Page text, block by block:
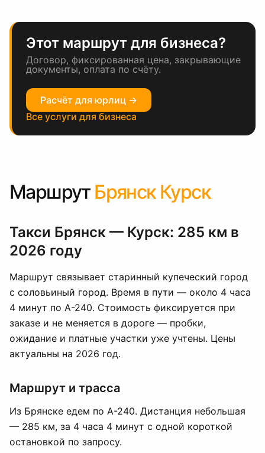
Этот маршрут для бизнеса?
Договор, фиксированная цена, закрывающие
документы, оплата по счёту.
Расчёт для юрлиц →
Все услуги для бизнеса
Маршрут Брянск Курск
Такси Брянск — Курск: 285 км в
2026 году
Маршрут связывает старинный купеческий город
с соловьиный город. Время в пути — около 4 часа
4 минут по А-240. Стоимость фиксируется при
заказе и не меняется в дороге — пробки,
ожидание и платные участки уже учтены. Цены
актуальны на 2026 год.
Маршрут и трасса
Из Брянске едем по А-240. Дистанция небольшая
— 285 км, за 4 часа 4 минут с одной короткой
остановкой по запросу.